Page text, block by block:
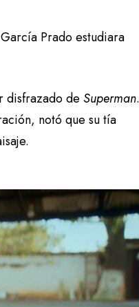
Prado estudiara
disfrazado de Superman.
notó que su tía